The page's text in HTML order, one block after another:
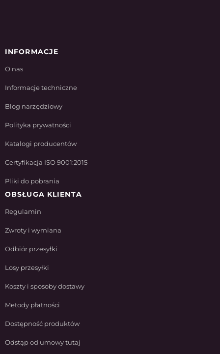
INFORMACJE
O nas
Informacje techniczne
Blog narzędziowy
Polityka prywatności
Katalogi producentów
Certyfikacja ISO 9001:2015
Pliki do pobrania
OBSŁUGA KLIENTA
Regulamin
Zwroty i wymiana
Odbiór przesyłki
Losy przesyłki
Koszty i sposoby dostawy
Metody płatności
Dostępność produktów
Odstąp od umowy tutaj